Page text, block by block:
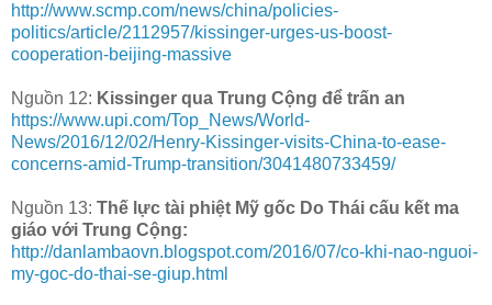
http://www.scmp.com/news/china/policies-
politics/article/2112957/kissinger-urges-us-boost-
cooperation-beijing-massive
Nguồn 12: Kissinger qua Trung Cộng để trấn an
https://www.upi.com/Top_News/World-
News/2016/12/02/Henry-Kissinger-visits-China-to-ease-
concerns-amid-Trump-transition/3041480733459/
Nguồn 13: Thế lực tài phiệt Mỹ gốc Do Thái cấu kết ma
giáo với Trung Cộng:
http://danlambaovn.blogspot.com/2016/07/co-khi-nao-nguoi-
my-goc-do-thai-se-giup.html